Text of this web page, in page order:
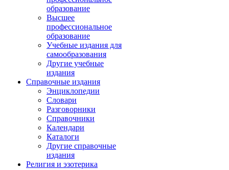
образование
Высшее
профессиональное
образование
Учебные издания для
самообразования
Другие учебные
издания
Справочные издания
Энциклопедии
Словари
Разговорники
Справочники
Календари
Каталоги
Другие справочные
издания
Религия и эзотерика